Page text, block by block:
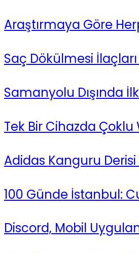
Araştırmaya Göre
Saç Dökülmesi
Samanyolu Dışında
Tek Bir Cihazda
Adidas Kanguru Derisi
100 Günde İstanbul:
Discord, Mobil